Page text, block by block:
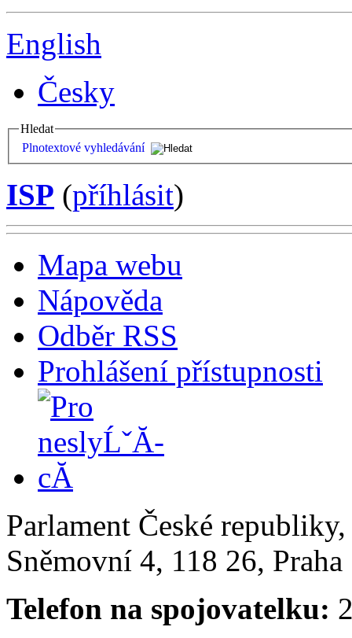
English
Česky
Hledat
Plnotextové vyhledávání
ISP (příhlásit)
Mapa webu
Nápověda
Odběr RSS
Prohlášení přístupnosti
Parlament České
Sněmovní 4, 118 26,
Telefon na spojovatelku: